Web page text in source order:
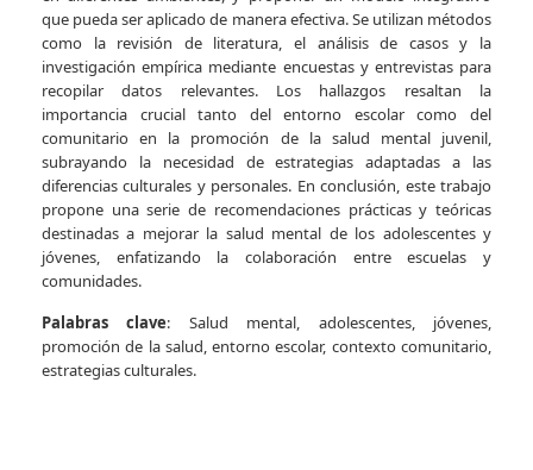
que pueda ser aplicado de manera efectiva. Se utilizan métodos
como la revisión de literatura, el análisis de casos y la
investigación empírica mediante encuestas y entrevistas para
recopilar datos relevantes. Los hallazgos resaltan la
importancia crucial tanto del entorno escolar como del
comunitario en la promoción de la salud mental juvenil,
subrayando la necesidad de estrategias adaptadas a las
diferencias culturales y personales. En conclusión, este trabajo
propone una serie de recomendaciones prácticas y teóricas
destinadas a mejorar la salud mental de los adolescentes y
jóvenes, enfatizando la colaboración entre escuelas y
comunidades.
Palabras clave: Salud mental, adolescentes, jóvenes,
promoción de la salud, entorno escolar, contexto comunitario,
estrategias culturales.